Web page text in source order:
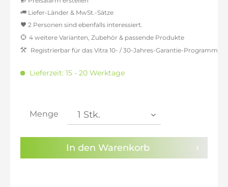
Sie haben die Datenschutzbestimmungen
Kenntnis genommen.
Preisalarm aktivieren
Liefer-Länder & MwSt.-Sätze
inkl. 16% MwSt.: 837,34 €
inkl. 20% MwSt.: 866,22 €
inkl. 21% MwSt.: 873,44 €
2 Personen sind ebenfalls interessiert.
4 weitere Varianten, Zubehör & passende Produkte
Registrierbar für das Vitra 10- / 30-Jahres-Garantie-Programm
Lieferzeit: 15 - 20 Werktage
Menge
In den Warenkorb